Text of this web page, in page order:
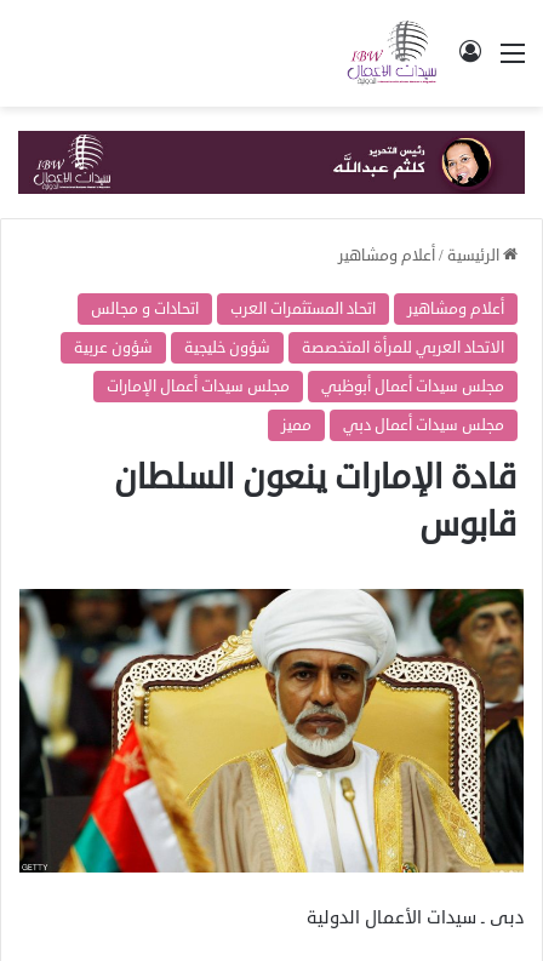
القائمة تسجيل الدخول
الرئيسية/أعلام ومشاهير
أعلام ومشاهير اتحاد المستثمرات العرب
اتحادات و مجالس
الاتحاد العربي للمرأة المتخصصة
شؤون خليجية
شؤون عربية
مجلس سيدات أعمال أبوظبي
مجلس سيدات أعمال الإمارات
مجلس سيدات أعمال دبي
مميز
قادة الإمارات ينعون السلطان
قابوس
دبى ـ سيدات الأعمال الدولية